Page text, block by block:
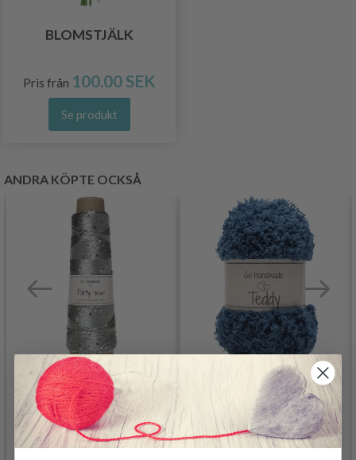
BLOMSTJÄLK
Pris från 100.00 SEK
Se produkt
ANDRA KÖPTE OCKSÅ
GO HANDMADE PARTY
DELUXE
GO HANDMADE
TEDDY